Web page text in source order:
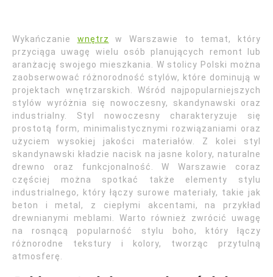
Wykańczanie wnętrz
w Warszawie to temat, który
przyciąga uwagę wielu osób planujących remont lub
aranżację swojego mieszkania. W stolicy Polski można
zaobserwować różnorodność stylów, które dominują w
projektach wnętrzarskich. Wśród najpopularniejszych
stylów wyróżnia się nowoczesny, skandynawski oraz
industrialny. Styl nowoczesny charakteryzuje się
prostotą form, minimalistycznymi rozwiązaniami oraz
użyciem wysokiej jakości materiałów. Z kolei styl
skandynawski kładzie nacisk na jasne kolory, naturalne
drewno oraz funkcjonalność. W Warszawie coraz
częściej można spotkać także elementy stylu
industrialnego, który łączy surowe materiały, takie jak
beton i metal, z ciepłymi akcentami, na przykład
drewnianymi meblami. Warto również zwrócić uwagę
na rosnącą popularność stylu boho, który łączy
różnorodne tekstury i kolory, tworząc przytulną
atmosferę.